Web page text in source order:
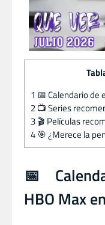
1 📅 Calendario de
2📺 Series
3🎬 Películas
4🎯 ¿Merece la
📅
HBO Max